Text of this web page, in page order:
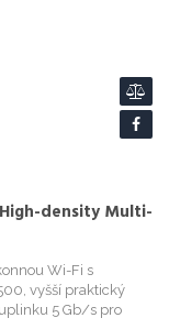
High-density Multi-
Wi-Fi s
vyšší praktický
5 Gb/s pro